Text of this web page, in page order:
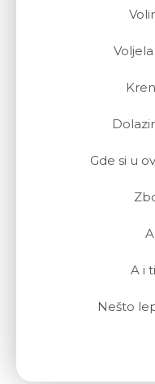
Gde si u
A i
Nešto